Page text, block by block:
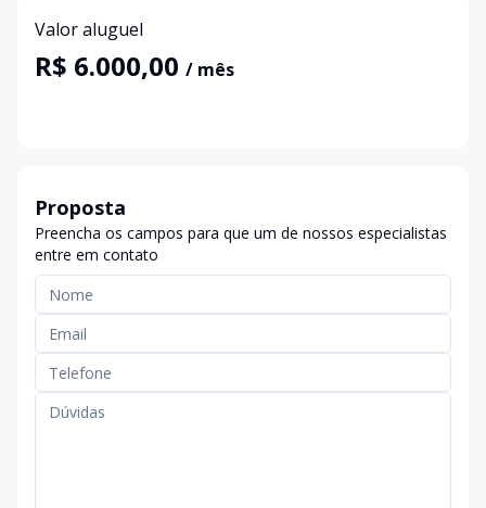
Valor aluguel
R$ 6.000,00 / mês
Proposta
Preencha os campos para que um de nossos especialistas
entre em contato